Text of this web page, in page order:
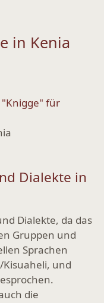
in Kenia
"Knigge" für
Dialekte in
Dialekte, da das
Gruppen und
Sprachen
Kisuaheli, und
die